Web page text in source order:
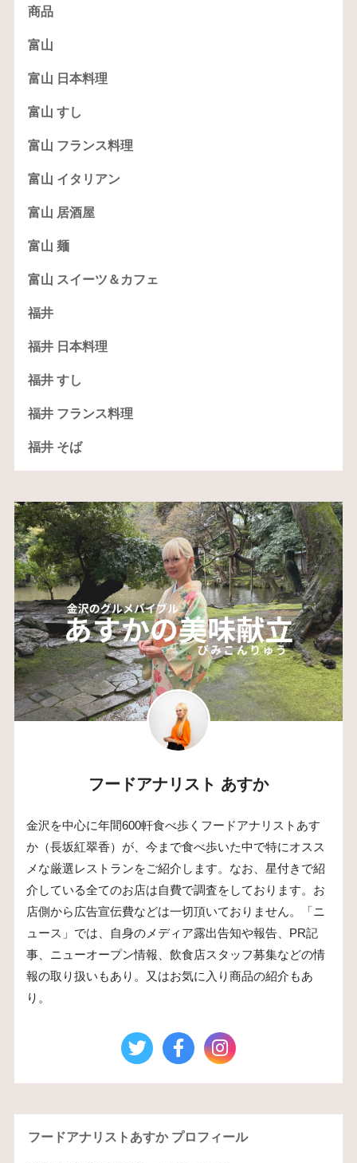
商品
富山
富山 日本料理
富山 すし
富山 フランス料理
富山 イタリアン
富山 居酒屋
富山 麺
富山 スイーツ＆カフェ
福井
福井 日本料理
福井 すし
福井 フランス料理
福井 そば
フードアナリスト あすか
金沢を中心に年間600軒食べ歩くフードアナリストあす
か（長坂紅翠香）が、今まで食べ歩いた中で特にオスス
メな厳選レストランをご紹介します。なお、星付きで紹
介している全てのお店は自費で調査をしております。お
店側から広告宣伝費などは一切頂いておりません。「ニ
ュース」では、自身のメディア露出告知や報告、PR記
事、ニューオープン情報、飲食店スタッフ募集などの情
報の取り扱いもあり。又はお気に入り商品の紹介もあ
り。
フードアナリストあすか プロフィール